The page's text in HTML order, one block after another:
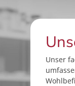
Unser